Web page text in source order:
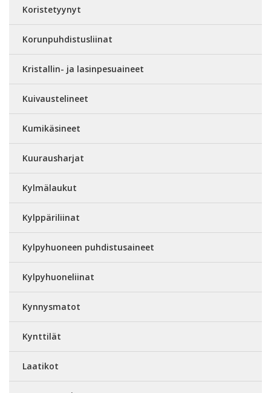
Koristetyynyt
Korunpuhdistusliinat
Kristallin- ja lasinpesuaineet
Kuivaustelineet
Kumikäsineet
Kuurausharjat
Kylmälaukut
Kylppäriliinat
Kylpyhuoneen puhdistusaineet
Kylpyhuoneliinat
Kynnysmatot
Kynttilät
Laatikot